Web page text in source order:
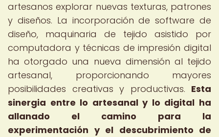
artesanos explorar nuevas texturas, patrones
y diseños. La incorporación de software de
diseño, maquinaria de tejido asistido por
computadora y técnicas de impresión digital
ha otorgado una nueva dimensión al tejido
artesanal, proporcionando mayores
posibilidades creativas y productivas. Esta
sinergia entre lo artesanal y lo digital ha
allanado el camino para la
experimentación y el descubrimiento de